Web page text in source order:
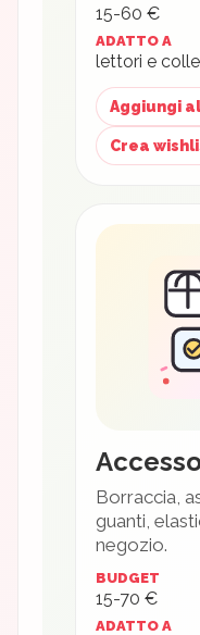
15-60 €
ADATTO A
lettori e
Aggiungi
Crea
Borraccia,
guanti,
negozio.
BUDGET
15-70 €
ADATTO A